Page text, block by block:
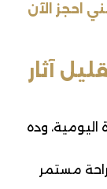
احجز الآن
آثار
وده
مستمر